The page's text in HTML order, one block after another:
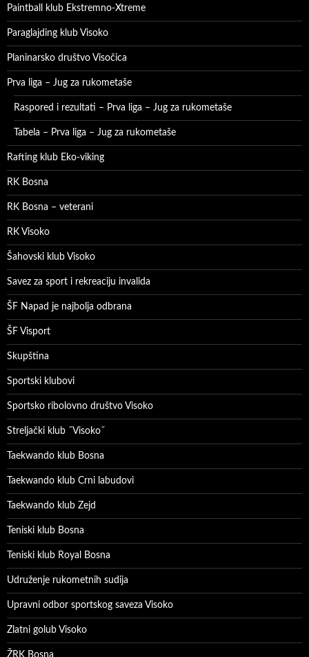
Paintball klub Ekstremno-Xtreme
Paraglajding klub Visoko
Planinarsko društvo Visočica
Prva liga – Jug za rukometaše
Raspored i rezultati – Prva liga – Jug za rukometaše
Tabela – Prva liga – Jug za rukometaše
Rafting klub Eko-viking
RK Bosna
RK Bosna – veterani
RK Visoko
Šahovski klub Visoko
Savez za sport i rekreaciju invalida
ŠF Napad je najbolja odbrana
ŠF Visport
Skupština
Sportski klubovi
Sportsko ribolovno društvo Visoko
Streljački klub ˝Visoko˝
Taekwando klub Bosna
Taekwando klub Crni labudovi
Taekwando klub Zejd
Teniski klub Bosna
Teniski klub Royal Bosna
Udruženje rukometnih sudija
Upravni odbor sportskog saveza Visoko
Zlatni golub Visoko
ŽRK Bosna